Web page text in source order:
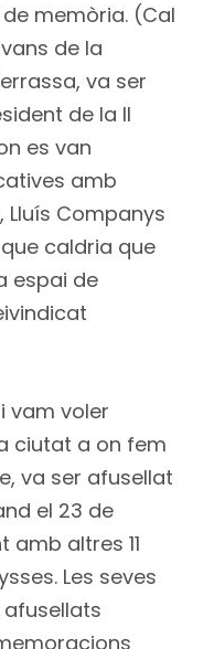
memòria. (Cal
de la
va ser
de la II
es van
amb
Lluís Companys
caldria que
espai de
vam voler
ciutat a on fem
va ser afusellat
el 23 de
amb altres 11
Les seves